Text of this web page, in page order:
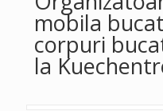
mobila
corpuri
la